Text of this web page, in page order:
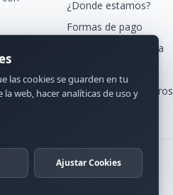
¿Donde estamos?
Formas de pago
Transporte y entrega
Contacta con nosotros
reservados.
las cookies se guarden en tu
web, hacer analíticas de uso y
Ajustar Cookies